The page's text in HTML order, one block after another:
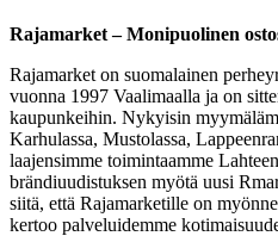
Rajamarket – Monipuolinen
Rajamarket on suomalainen
vuonna 1997 Vaalimaalla ja on
kaupunkeihin. Nykyisin
Karhulassa, Mustolassa,
laajensimme toimintaamme
brändiuudistuksen myötä uusi
siitä, että Rajamarketille on
kertoo palveluidemme